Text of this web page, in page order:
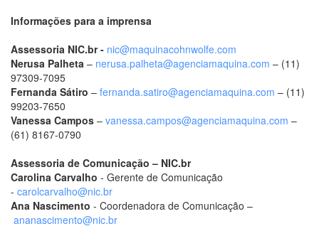
Informações para a imprensa
Assessoria NIC.br - nic@maquinacohnwolfe.com
Nerusa Palheta – nerusa.palheta@agenciamaquina.com – (11)
97309-7095
Fernanda Sátiro – fernanda.satiro@agenciamaquina.com – (11)
99203-7650
Vanessa Campos – vanessa.campos@agenciamaquina.com –
(61) 8167-0790
Assessoria de Comunicação – NIC.br
Carolina Carvalho - Gerente de Comunicação
- carolcarvalho@nic.br
Ana Nascimento - Coordenadora de Comunicação –
ananascimento@nic.br